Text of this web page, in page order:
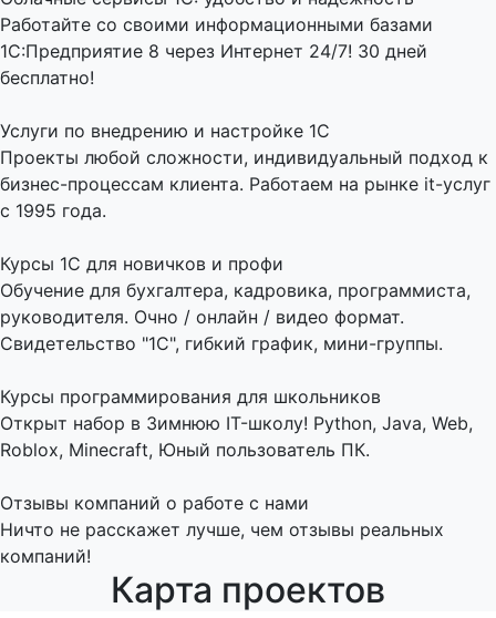
Работайте со своими информационными базами
1С:Предприятие 8 через Интернет 24/7! 30 дней
бесплатно!
Услуги по внедрению и настройке 1С
Проекты любой сложности, индивидуальный подход к
бизнес-процессам клиента. Работаем на рынке it-услуг
с 1995 года.
Курсы 1С для новичков и профи
Обучение для бухгалтера, кадровика, программиста,
руководителя. Очно / онлайн / видео формат.
Свидетельство "1С", гибкий график, мини-группы.
Курсы программирования для школьников
Открыт набор в Зимнюю IT-школу! Python, Java, Web,
Roblox, Minecraft, Юный пользователь ПК.
Отзывы компаний о работе с нами
Ничто не расскажет лучше, чем отзывы реальных
компаний!
Карта проектов